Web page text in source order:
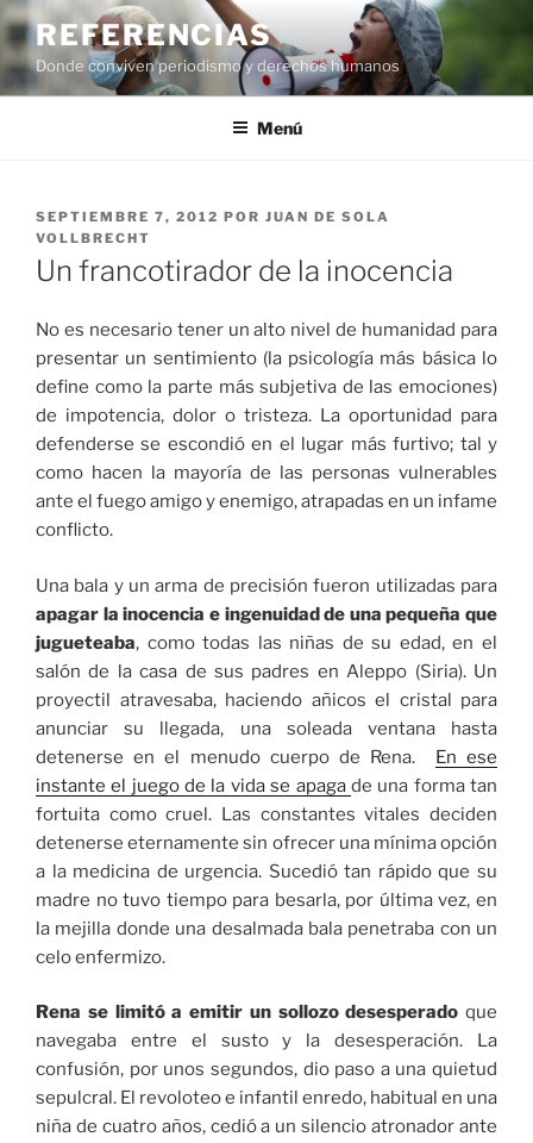
al
contenido
REFERENCIAS
Donde conviven periodismo y derechos humanos
Menú
PUBLICADO
EL
SEPTIEMBRE 7, 2012 POR JUAN DE SOLA
VOLLBRECHT
Un francotirador de la inocencia
No es necesario tener un alto nivel de humanidad para
presentar un sentimiento (la psicología más básica lo
define como la parte más subjetiva de las emociones)
de impotencia, dolor o tristeza. La oportunidad para
defenderse se escondió en el lugar más furtivo; tal y
como hacen la mayoría de las personas vulnerables
ante el fuego amigo y enemigo, atrapadas en un infame
conflicto.
Una bala y un arma de precisión fueron utilizadas para
apagar la inocencia e ingenuidad de una pequeña que
jugueteaba, como todas las niñas de su edad, en el
salón de la casa de sus padres en Aleppo (Siria). Un
proyectil atravesaba, haciendo añicos el cristal para
anunciar su llegada, una soleada ventana hasta
detenerse en el menudo cuerpo de Rena. En ese
instante el juego de la vida se apaga de una forma tan
fortuita como cruel. Las constantes vitales deciden
detenerse eternamente sin ofrecer una mínima opción
a la medicina de urgencia. Sucedió tan rápido que su
madre no tuvo tiempo para besarla, por última vez, en
la mejilla donde una desalmada bala penetraba con un
celo enfermizo.
Rena se limitó a emitir un sollozo desesperado que
navegaba entre el susto y la desesperación. La
confusión, por unos segundos, dio paso a una quietud
sepulcral. El revoloteo e infantil enredo, habitual en una
niña de cuatro años, cedió a un silencio atronador ante